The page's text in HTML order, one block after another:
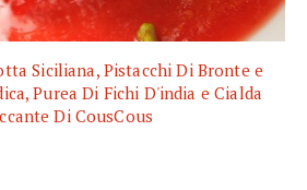
Siciliana, Pistacchi Di Bronte e
Purea Di Fichi D'india e Cialda
Di CousCous